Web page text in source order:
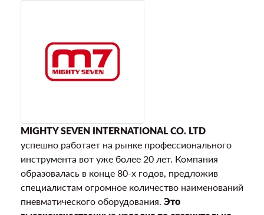
MIGHTY SEVEN INTERNATIONAL CO. LTD
успешно работает на рынке профессионального
инструмента вот уже более 20 лет. Компания
образовалась в конце 80-х годов, предложив
специалистам огромное количество наименований
пневматического оборудования. Это